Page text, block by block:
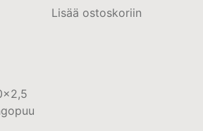
Lisää ostoskoriin